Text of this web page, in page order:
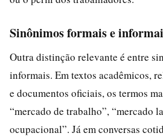
Sinônimos formais e
Outra distinção relevante é entre
informais. Em textos acadêmicos,
e documentos oficiais, os termos
“mercado de trabalho”, “mercado
ocupacional”. Já em conversas